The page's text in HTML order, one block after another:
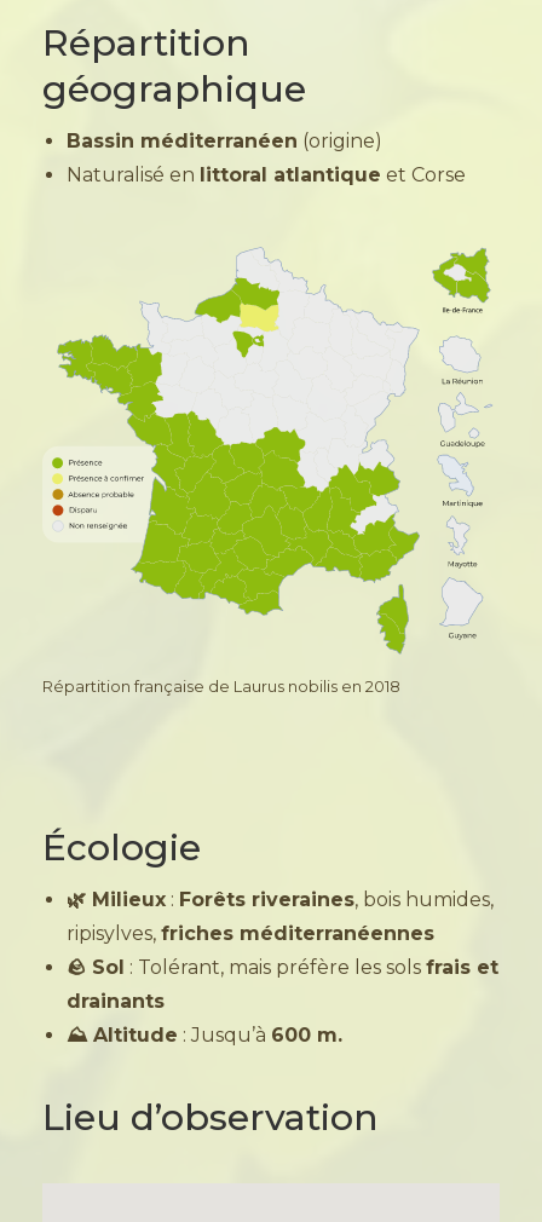
Répartition
géographique
Bassin méditerranéen (origine)
Naturalisé en littoral atlantique et Corse
Répartition française de Laurus nobilis en 2018
Écologie
🌿 Milieux : Forêts riveraines, bois humides,
ripisylves, friches méditerranéennes
🪨 Sol : Tolérant, mais préfère les sols frais et
drainants
⛰️ Altitude : Jusqu’à 600 m.
Lieu d’observation